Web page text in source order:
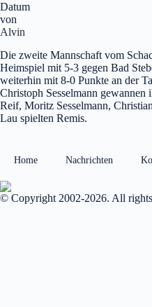
Datum
von
Alvin
Die zweite Mannschaft vom
Heimspiel mit 5-3 gegen Bad
weiterhin mit 8-0 Punkte an der
Christoph Sesselmann gewannen
Reif, Moritz Sesselmann,
Lau spielten Remis.
Home Nachrichten
© Copyright 2002-2026. All rights